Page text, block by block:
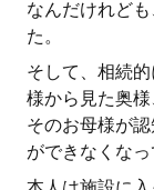
なんだけれど
た。
そして、相続
様から見た奥様
そのお母様が
ができなくなっ